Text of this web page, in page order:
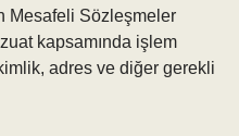
Mesafeli Sözleşmeler
kapsamında işlem
adres ve diğer gerekli